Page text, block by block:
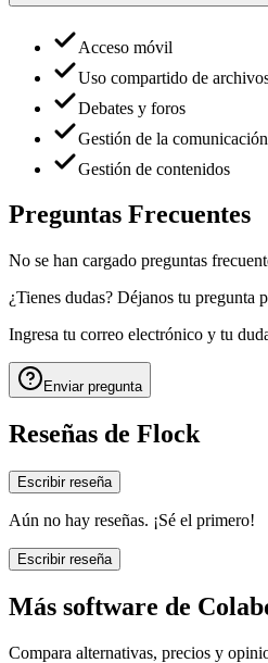
Acceso móvil
Uso compartido de
Debates y foros
Gestión de la comunicación
Gestión de contenidos
Preguntas Frecuentes
No se han cargado preguntas
¿Tienes dudas? Déjanos tu pregunta
Ingresa tu correo electrónico y tu
Enviar pregunta
Reseñas de Flock
Escribir reseña
Aún no hay reseñas. ¡Sé el primero!
Escribir reseña
Más software de
Compara alternativas, precios y